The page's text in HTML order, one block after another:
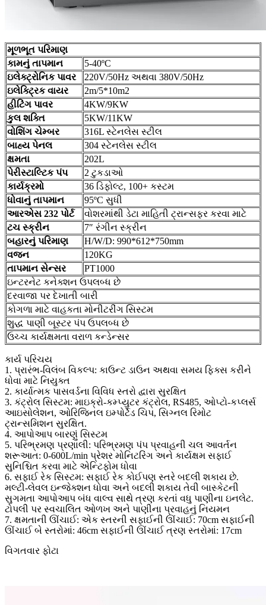
મૂળભૂત પરિમાણ
કામનું તાપમાન
5-40ºC
ઇલેક્ટ્રોનિક પાવર
220V/50Hz અથવા 380V/50Hz
ઇલેક્ટ્રિક વાયર
2m/5*10m2
હીટિંગ પાવર
4KW/9KW
કુલ શક્તિ
5KW/11KW
વોશિંગ ચેમ્બર
316L સ્ટેનલેસ સ્ટીલ
બાહ્ય પેનલ
304 સ્ટેનલેસ સ્ટીલ
ક્ષમતા
202L
પેરીસ્ટાલ્ટિક પંપ
2 ટુકડાઓ
કાર્યક્રમો
36 ડિફોલ્ટ, 100+ કસ્ટમ
ધોવાનું તાપમાન
95ºC સુધી
આરએસ 232 પોર્ટ
વોશરમાંથી ડેટા માહિતી ટ્રાન્સફર કરવા માટે
ટચ સ્ક્રીન
7″ રંગીન સ્ક્રીન
બહારનું પરિમાણ
H/W/D: 990*612*750mm
વજન
120KG
તાપમાન સેન્સર
PT1000
ઇન્ટરનેટ કનેક્શન ઉપલબ્ધ છે
દરવાજા પર દેખાતી બારી
કોગળા માટે વાહકતા મોનીટરીંગ સિસ્ટમ
શુદ્ધ પાણી બૂસ્ટર પંપ ઉપલબ્ધ છે
ઉચ્ચ કાર્યક્ષમતા વરાળ કન્ડેન્સર
કાર્ય પરિચય
1. પ્રારંભ-વિલંબ વિકલ્પ: કાઉન્ટ ડાઉન અથવા સમય ફિક્સ કરીને
ધોવા માટે નિયુક્ત
2. કાર્યાત્મક પાસવર્ડના વિવિધ સ્તરો દ્વારા સુરક્ષિત
3. કંટ્રોલ સિસ્ટમ: માઇક્રો-કમ્પ્યુટર કંટ્રોલ, RS485, ઓપ્ટો-કપ્લર્સ
આઇસોલેશન, ઓરિજિનલ ઇમ્પોર્ટેડ ચિપ, સિગ્નલ રિમોટ
ટ્રાન્સમિશન સુરક્ષિત.
4. આપોઆપ બારણું સિસ્ટમ
5. પરિભ્રમણ પ્રણાલી: પરિભ્રમણ પંપ પ્રવાહની ચલ આવર્તન
શરૂઆત: 0-600L/min પ્રેશર મોનિટરિંગ અને કાર્યક્ષમ સફાઈ
સુનિશ્ચિત કરવા માટે એન્ટિફોમ ધોવા
6. સફાઈ રેક સિસ્ટમ: સફાઈ રેક કોઈપણ સ્તરે બદલી શકાય છે.
મલ્ટી-લેવલ ઇન્જેક્શન ધોવા અને બદલી શકાય તેવી બાસ્કેટની
સુગમતા આપોઆપ બંધ વાલ્વ સાથે ત્રણ કરતાં વધુ પાણીના ઇનલેટ.
ટોપલી પર સ્વચાલિત ઓળખ અને પાણીના પ્રવાહનું નિયમન
7. ક્ષમતાની ઊંચાઈ: એક સ્તરની સફાઈની ઊંચાઈ: 70cm સફાઈની
ઊંચાઈ બે સ્તરોમાં: 46cm સફાઈની ઊંચાઈ ત્રણ સ્તરોમાં: 17cm
વિગતવાર ફોટા